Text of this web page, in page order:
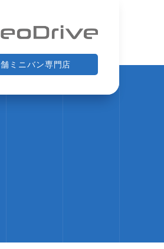
ミニバン専門店